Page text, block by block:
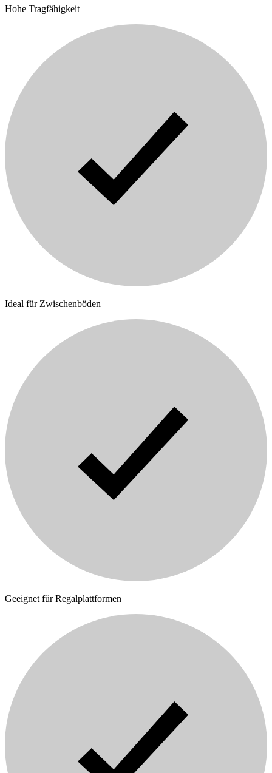
Hohe Tragfähigkeit
Ideal für Zwischenböden
Geeignet für Regalplattformen